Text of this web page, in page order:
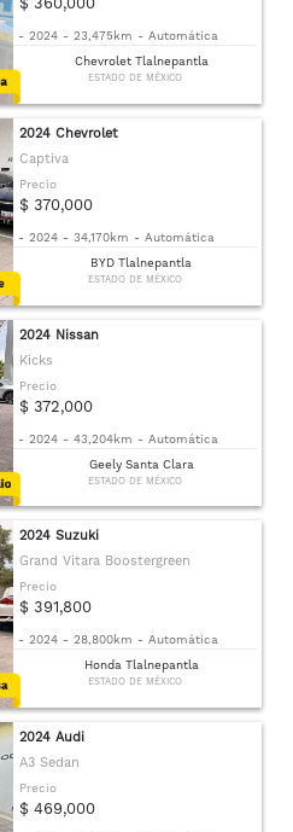
- 2024 - 23,475km - Automática
Chevrolet Tlalnepantla
ESTADO DE MÉXICO
2024 Chevrolet
Captiva
Precio
$ 370,000
- 2024 - 34,170km - Automática
BYD Tlalnepantla
ESTADO DE MÉXICO
2024 Nissan
Kicks
Precio
$ 372,000
- 2024 - 43,204km - Automática
Geely Santa Clara
ESTADO DE MÉXICO
2024 Suzuki
Grand Vitara Boostergreen
Precio
$ 391,800
- 2024 - 28,800km - Automática
Honda Tlalnepantla
ESTADO DE MÉXICO
2024 Audi
A3 Sedan
Precio
$ 469,000